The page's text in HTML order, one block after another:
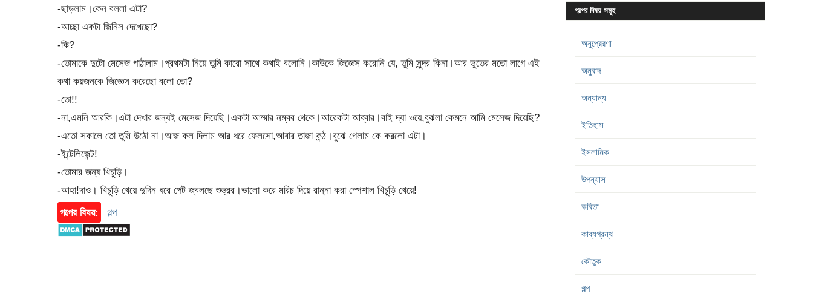
-ছাড়লাম।কেন বললা এটা?
-আচ্ছা একটা জিনিস দেখেছো?
-কি?
-তোমাকে দুটো মেসেজ পাঠালাম।প্রথমটা নিয়ে তুমি কারো সাথে কথাই বলোনি।কাউকে জিজ্ঞেস করোনি যে, তুমি সুন্দর কিনা।আর ভুতের মতো লাগে এই
কথা কয়জনকে জিজ্ঞেস করেছো বলো তো?
-তো!!
-না,এমনি আরকি।এটা দেখার জন্যই মেসেজ দিয়েছি।একটা আম্মার নম্বর থেকে।আরেকটা আব্বার।বাই দ্যা ওয়ে,বুঝলা কেমনে আমি মেসেজ দিয়েছি?
-এতো সকালে তো তুমি উঠো না।আজ কল দিলাম আর ধরে ফেলসো,আবার তাজা কন্ঠ।বুঝে গেলাম কে করলো এটা।
-ইন্টেলিজেন্ট!
-তোমার জন্য খিচুড়ি।
-আহা!দাও। খিচুড়ি খেয়ে দুদিন ধরে পেট জ্বলছে শুভ্রর।ভালো করে মরিচ দিয়ে রান্না করা স্পেশাল খিচুড়ি খেয়ে!
গল্পের বিষয়:
গল্প
গল্পের বিষয় সমূহ
অনুপ্রেরণা
অনুবাদ
অন্যান্য
ইতিহাস
ইসলামিক
উপন্যাস
কবিতা
কাব্যগ্রন্থ
কৌতুক
গল্প